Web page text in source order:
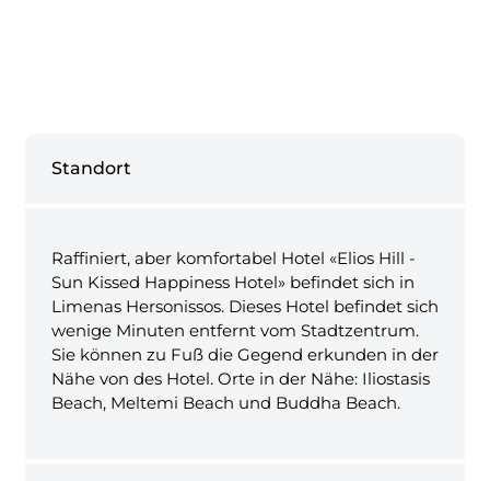
Standort
Raffiniert, aber komfortabel Hotel «Elios Hill -
Sun Kissed Happiness Hotel» befindet sich in
Limenas Hersonissos. Dieses Hotel befindet sich
wenige Minuten entfernt vom Stadtzentrum.
Sie können zu Fuß die Gegend erkunden in der
Nähe von des Hotel. Orte in der Nähe: Iliostasis
Beach, Meltemi Beach und Buddha Beach.